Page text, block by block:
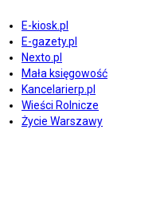
E-kiosk.pl
E-gazety.pl
Nexto.pl
Mała księgowość
Kancelarierp.pl
Wieści Rolnicze
Życie Warszawy